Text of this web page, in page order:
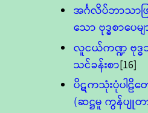
အင်္ဂလိပ်ဘာသာဖ
သော ဗုဒ္ဓစာပေမျ
လူငယ်ကဏ္ဍ ဗုဒ္
သင်ခန်းစာ[16]
ပိဋကသုံးပုံပါဠိတ
(ဆဋ္ဌမူ ကွန်ပျူတ